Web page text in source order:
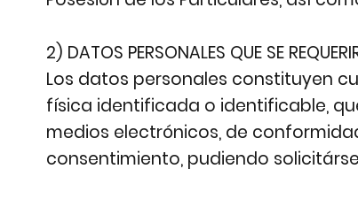
2) DATOS PERSONALES QUE SE
Los datos personales constituyen
física identificada o identificable,
medios electrónicos, de
consentimiento, pudiendo